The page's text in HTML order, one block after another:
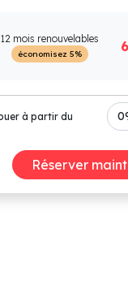
12 mois renouvelables
économisez 5%
à partir du
Réserver